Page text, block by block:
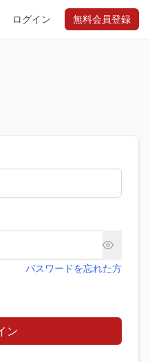
ログイン 無料会員登録
パスワードを忘れた方
ン